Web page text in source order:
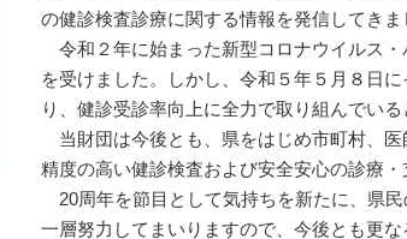
の健診検査診療に関する情報を発信してき
令和２年に始まった新型コロナウイルス
を受けました。しかし、令和５年５月８日
り、健診受診率向上に全力で取り組んでいる
当財団は今後とも、県をはじめ市町村、
精度の高い健診検査および安全安心の診療
20周年を節目として気持ちを新たに、県
一層努力してまいりますので、今後とも更